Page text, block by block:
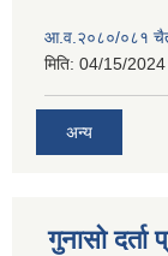
आ.व.२०८०/०८१
मिति: 04/15/
अन्य
गुनासो दर्ता